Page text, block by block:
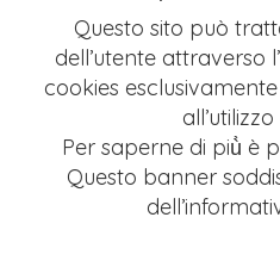
Questo sito può
dell’utente attraverso
cookies
Per saperne di più̀ è
Questo banner